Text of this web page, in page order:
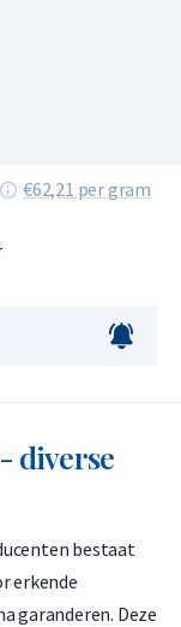
€62,21 per gram
diverse
bestaat
erkende
garanderen. Deze